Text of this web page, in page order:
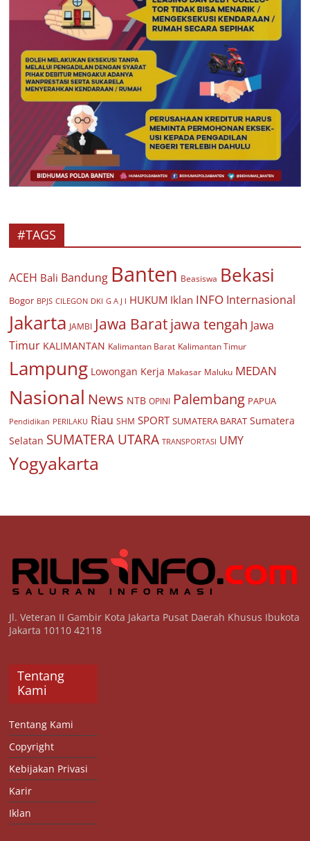
#TAGS
ACEH Bali Bandung Banten Beasiswa Bekasi
Bogor BPJS CILEGON DKI G A J I HUKUM Iklan INFO Internasional
Jakarta JAMBI Jawa Baratjawa tengah Jawa
Timur KALIMANTAN Kalimantan Barat Kalimantan Timur
Lampung Lowongan Kerja Makasar Maluku MEDAN
Nasional News NTB OPINI Palembang PAPUA
Pendidikan PERILAKU Riau SHM SPORT SUMATERA BARAT Sumatera
Selatan SUMATERA UTARA TRANSPORTASI UMY
Yogyakarta
Jl. Veteran II Gambir Kota Jakarta Pusat Daerah Khusus Ibukota
Jakarta 10110 42118
Tentang
Kami
Tentang Kami
Copyright
Kebijakan Privasi
Karir
Iklan